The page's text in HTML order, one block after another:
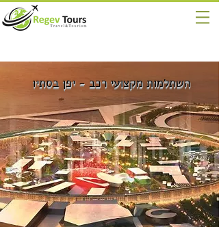
השתלמות מקצועי רכב - יפן בסתיו